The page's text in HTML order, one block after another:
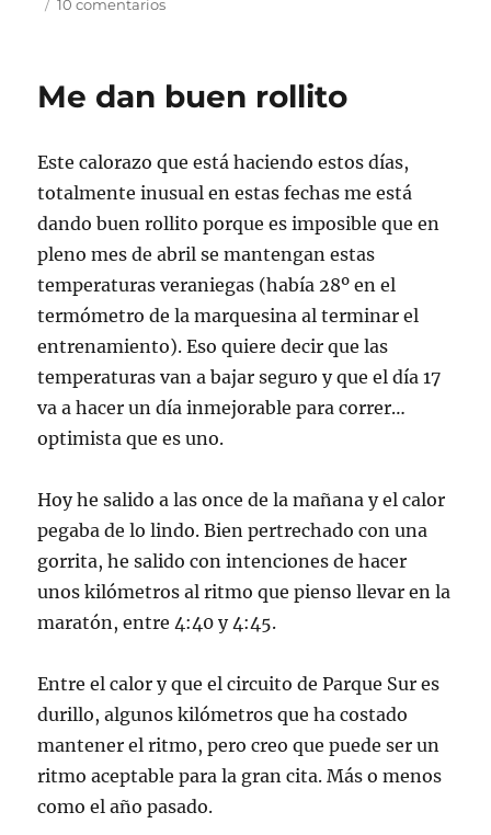
el 10 comentariosen
Me dan buen rollito
Este calorazo que está haciendo estos días,
totalmente inusual en estas fechas me está
dando buen rollito porque es imposible que en
pleno mes de abril se mantengan estas
temperaturas veraniegas (había 28º en el
termómetro de la marquesina al terminar el
entrenamiento). Eso quiere decir que las
temperaturas van a bajar seguro y que el día 17
va a hacer un día inmejorable para correr…
optimista que es uno.
Hoy he salido a las once de la mañana y el calor
pegaba de lo lindo. Bien pertrechado con una
gorrita, he salido con intenciones de hacer
unos kilómetros al ritmo que pienso llevar en la
maratón, entre 4:40 y 4:45.
Entre el calor y que el circuito de Parque Sur es
durillo, algunos kilómetros que ha costado
mantener el ritmo, pero creo que puede ser un
ritmo aceptable para la gran cita. Más o menos
como el año pasado.